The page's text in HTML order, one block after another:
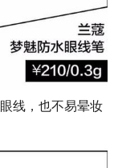
线，也不易晕妆